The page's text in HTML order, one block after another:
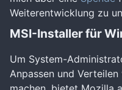
Weiterentwicklung zu
MSI-Installer für
Um System-
Anpassen und